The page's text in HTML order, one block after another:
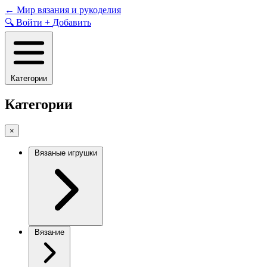
Skip
to
content
← Мир вязания и рукоделия
🔍 Войти + Добавить
Категории
Категории
×
Вязаные игрушки
Вязание